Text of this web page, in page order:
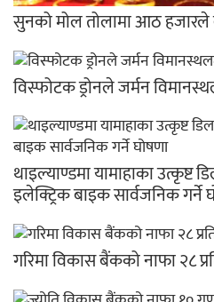
सुनको मोल तोलामा आठ हजारले
विस्फोटक ड्रोनले जर्मन
थाइल्याण्डमा यामाहाका उत्कृष्ट
इलेक्ट्रिक बाइक सार्वजनिक गर्ने
गरिमा विकास बैंकको नाफा २८